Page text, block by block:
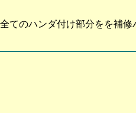
のハンダ付け部分をを補修